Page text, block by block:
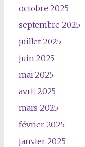
octobre 2025
septembre 2025
juillet 2025
juin 2025
mai 2025
avril 2025
mars 2025
février 2025
janvier 2025